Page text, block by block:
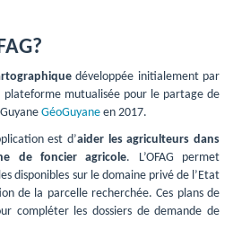
développée initialement par
plateforme mutualisée pour le partage de
GéoGuyane en 2017.
est d’aider les agriculteurs dans
de foncier agricole. L’OFAG permet
disponibles sur le domaine privé de l’Etat
de la parcelle recherchée. Ces plans de
compléter les dossiers de demande de